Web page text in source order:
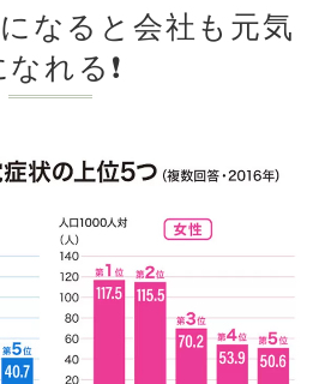
なると会社も元気
なれる❗️